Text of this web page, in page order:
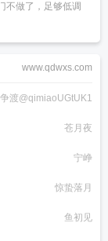
不做了，足够低调
www.qdwxs.com
争渡@qimiaoUGtUK1
苍月夜
宁峥
惊蛰落月
鱼初见